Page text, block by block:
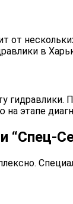
от
в
этапе
“Спец-